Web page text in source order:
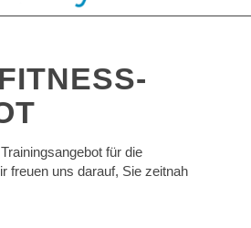
für die
freuen uns darauf, Sie zeitnah